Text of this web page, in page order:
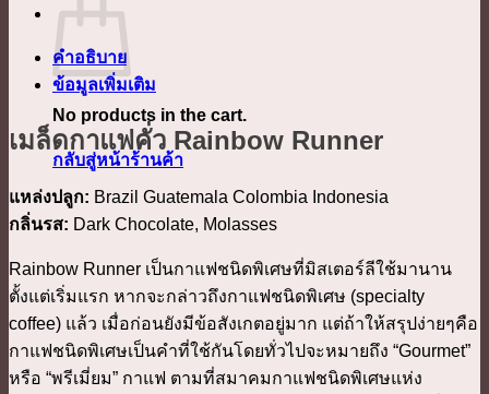
No products in the cart.
กลับสู่หน้าร้านค้า
คำอธิบาย
ข้อมูลเพิ่มเติม
เมล็ดกาแฟคั่ว Rainbow Runner
แหล่งปลูก: Brazil Guatemala Colombia Indonesia
กลิ่นรส: Dark Chocolate, Molasses
Rainbow Runner เป็นกาแฟชนิดพิเศษที่มิสเตอร์ลีใช้มานาน
ตั้งแต่เริ่มแรก หากจะกล่าวถึงกาแฟชนิดพิเศษ (specialty
coffee) แล้ว เมื่อก่อนยังมีข้อสังเกตอยู่มาก แต่ถ้าให้สรุปง่ายๆคือ
กาแฟชนิดพิเศษเป็นคำที่ใช้กันโดยทั่วไปจะหมายถึง “Gourmet”
หรือ “พรีเมี่ยม” กาแฟ ตามที่สมาคมกาแฟชนิดพิเศษแห่ง